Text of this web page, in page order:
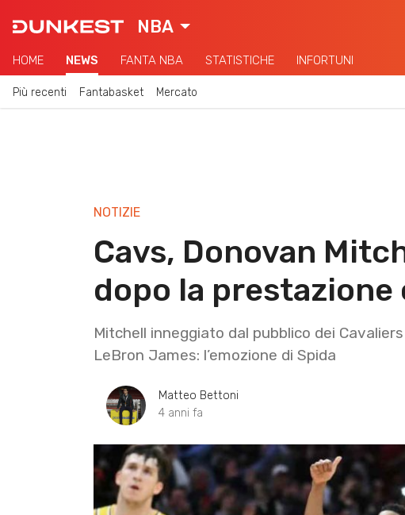
NBA
HOME NEWS FANTA NBA STATISTICHE INFORTUNI
Più recenti Fantabasket Mercato
NOTIZIE
Cavs, Donovan
dopo la prestazione
Mitchell inneggiato dal pubblico dei
LeBron James: l’emozione di Spida
Matteo Bettoni
4 anni fa